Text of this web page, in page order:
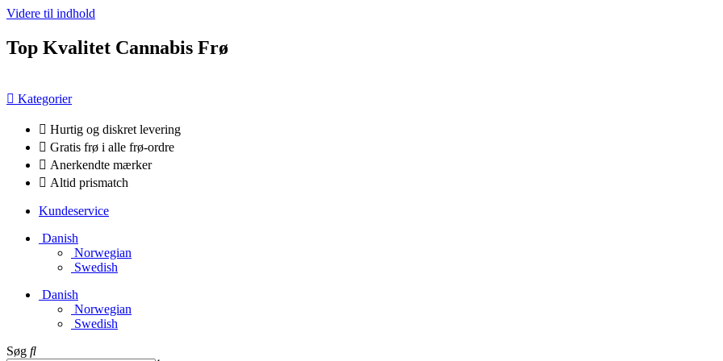
Videre til indhold
Top Kvalitet Cannabis Frø
Kategorier
Hurtig og diskret levering
Gratis frø i alle frø-ordre
Anerkendte mærker
Altid prismatch
Kundeservice
Danish
Norwegian
Swedish
Danish
Norwegian
Swedish
Søg